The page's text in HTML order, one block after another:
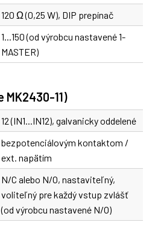
120 Ω (0,25 W), DIP prepínač
1...150 (od výrobcu nastavené 1-
MASTER)
MK2430-11)
12 (IN1...IN12), galvanicky oddelené
bezpotenciálovým kontaktom /
ext. napätím
N/C alebo N/O, nastaviteľný,
voliteľný pre každý vstup zvlášť
(od výrobcu nastavené N/O)